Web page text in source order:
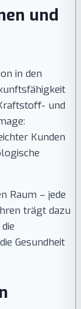
und
in den
und
Kunden
Raum – jede
trägt dazu
Gesundheit